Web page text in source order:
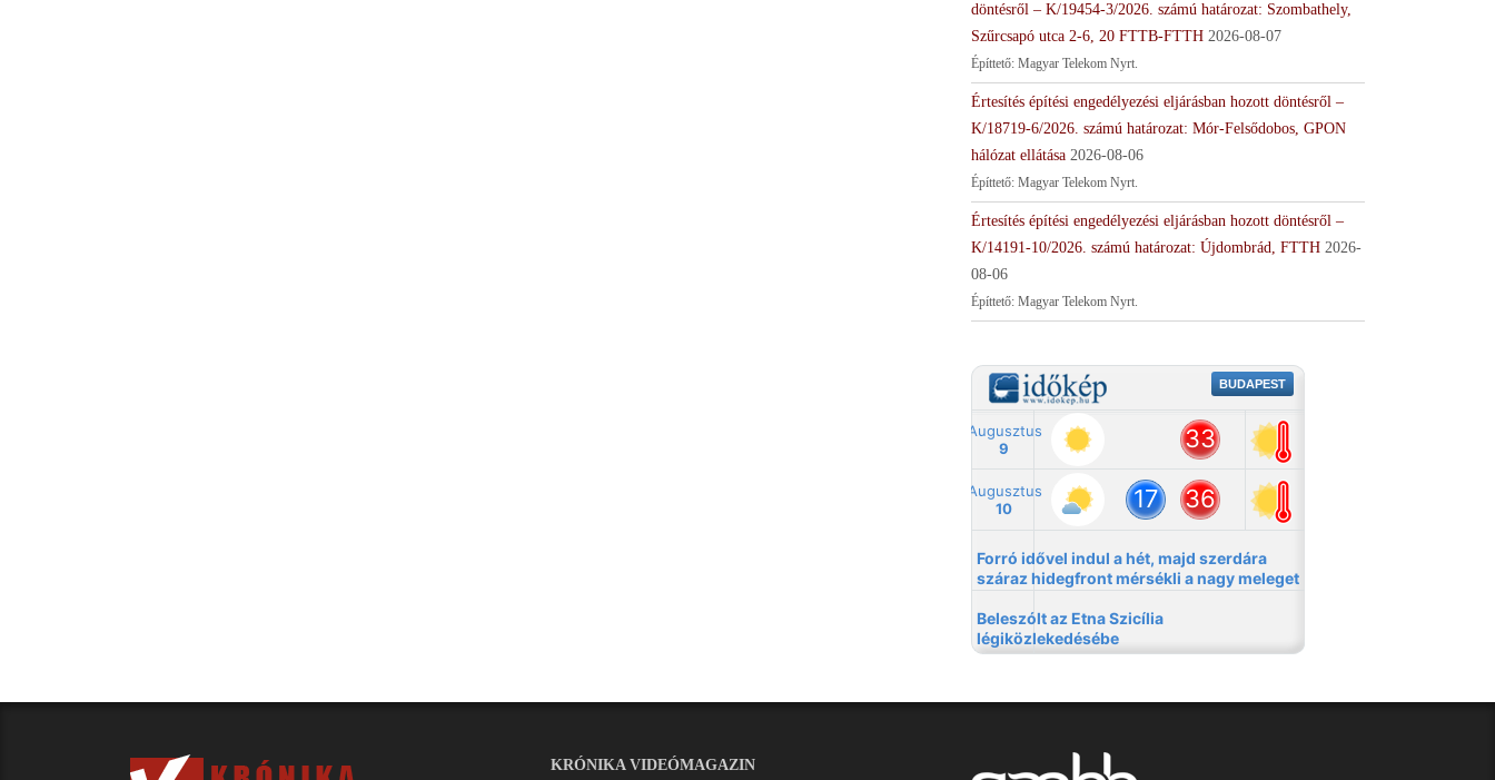
döntésről – K/19454-3/2026. számú határozat: Szombathely,
Szűrcsapó utca 2-6, 20 FTTB-FTTH 2026-08-07
Építtető: Magyar Telekom Nyrt.
Értesítés építési engedélyezési eljárásban hozott döntésről –
K/18719-6/2026. számú határozat: Mór-Felsődobos, GPON
hálózat ellátása 2026-08-06
Építtető: Magyar Telekom Nyrt.
Értesítés építési engedélyezési eljárásban hozott döntésről –
K/14191-10/2026. számú határozat: Újdombrád, FTTH 2026-
08-06
Építtető: Magyar Telekom Nyrt.
KRÓNIKA VIDEÓMAGAZIN